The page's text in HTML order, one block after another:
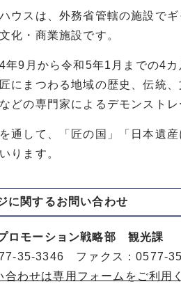
ウスは、外務省管轄の施設で
化・商業施設です。
年9月から令和5年1月までの4
にまつわる地域の歴史、伝統
どの専門家によるデモンストレ
通して、「匠の国」「日本遺
ります。
に関するお問い合わせ
ロモーション戦略部 観光課
35-3346 ファクス：0577-
合わせは専用フォームをご利用